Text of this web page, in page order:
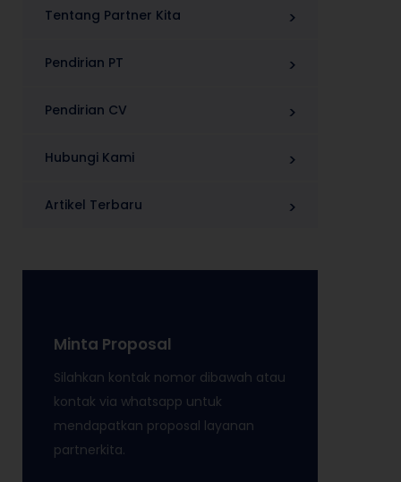
Tentang Partner Kita
Pendirian PT
Pendirian CV
Hubungi Kami
Artikel Terbaru
Minta Proposal
Silahkan kontak nomor dibawah atau
kontak via whatsapp untuk
mendapatkan proposal layanan
partnerkita.